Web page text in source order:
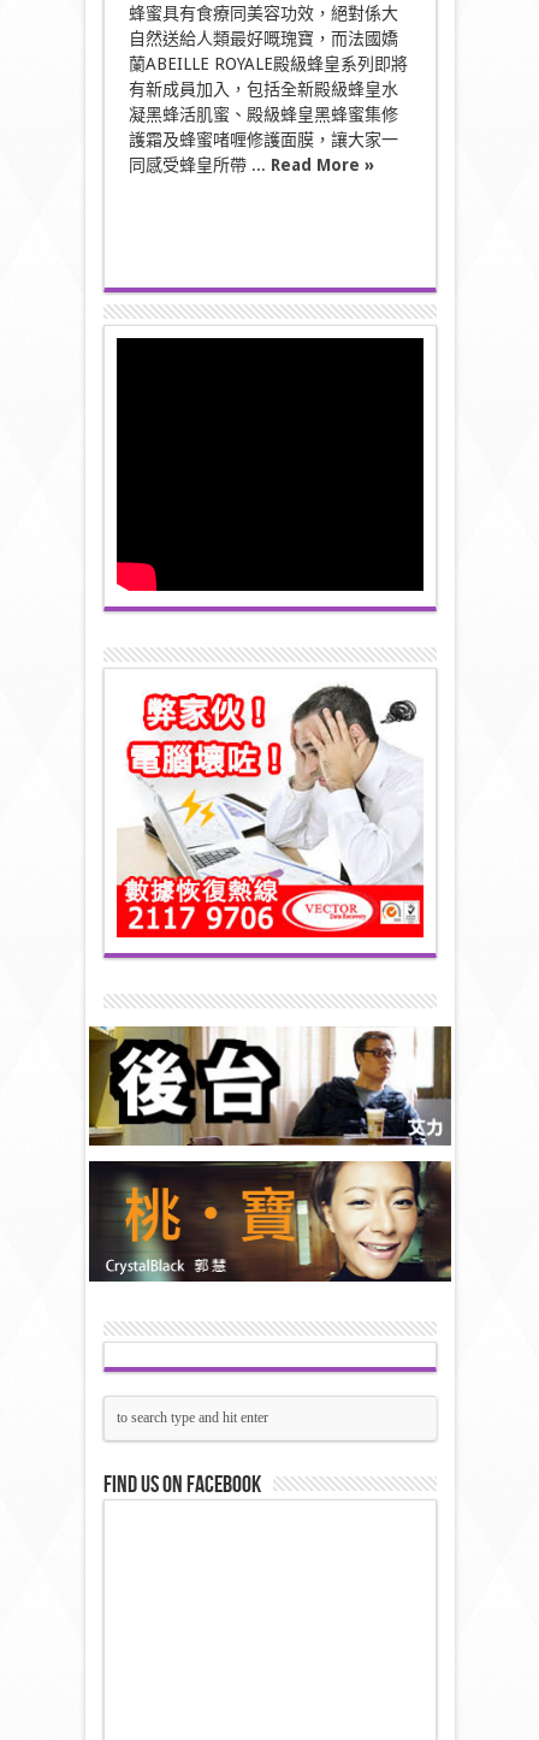
蜂蜜具有食療同美容功效，絕對係大
自然送給人類最好嘅瑰寶，而法國嬌
蘭ABEILLE ROYALE殿級蜂皇系列即將
有新成員加入，包括全新殿級蜂皇水
凝黑蜂活肌蜜、殿級蜂皇黑蜂蜜集修
護霜及蜂蜜啫喱修護面膜，讓大家一
同感受蜂皇所帶 ... Read More »
Find us on Facebook